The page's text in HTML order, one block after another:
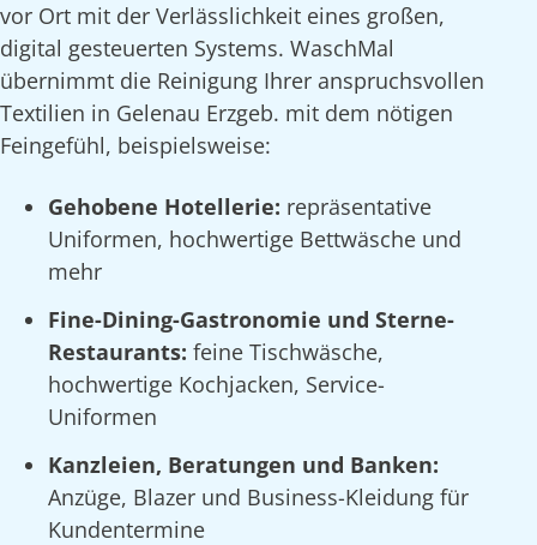
vor Ort mit der Verlässlichkeit eines großen,
digital gesteuerten Systems. WaschMal
übernimmt die Reinigung Ihrer anspruchsvollen
Textilien in Gelenau Erzgeb. mit dem nötigen
Feingefühl, beispielsweise:
Gehobene Hotellerie: repräsentative
Uniformen, hochwertige Bettwäsche und
mehr
Fine-Dining-Gastronomie und Sterne-
Restaurants: feine Tischwäsche,
hochwertige Kochjacken, Service-
Uniformen
Kanzleien, Beratungen und Banken:
Anzüge, Blazer und Business-Kleidung für
Kundentermine